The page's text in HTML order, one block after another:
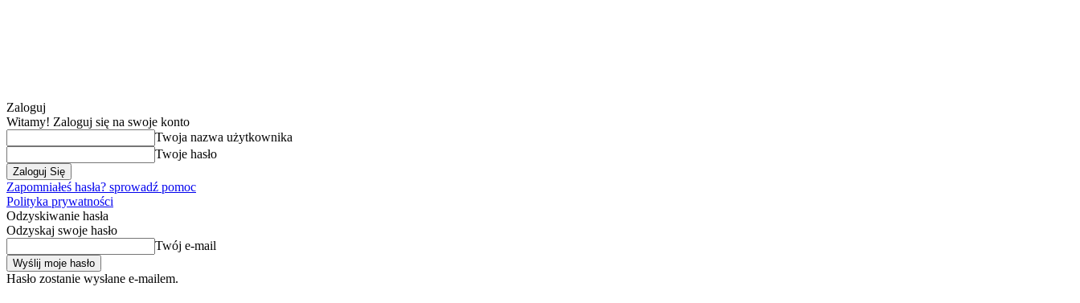
Zaloguj
Witamy! Zaloguj się na swoje konto
Twoja nazwa użytkownika
Twoje hasło
Zapomniałeś hasła? sprowadź pomoc
Polityka prywatności
Odzyskiwanie hasła
Odzyskaj swoje hasło
Twój e-mail
Hasło zostanie wysłane e-mailem.